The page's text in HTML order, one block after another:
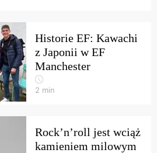
Historie EF: Kawachi
z Japonii w EF
Manchester
2 min
Rock’n’roll jest wciąż
kamieniem milowym